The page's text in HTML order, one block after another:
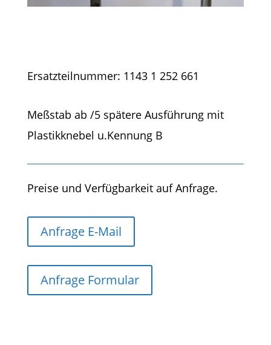
Ersatzteilnummer: 1143 1 252 661
Meßstab ab /5 spätere Ausführung mit
Plastikknebel u.Kennung B
Preise und Verfügbarkeit auf Anfrage.
Anfrage E-Mail
Anfrage Formular